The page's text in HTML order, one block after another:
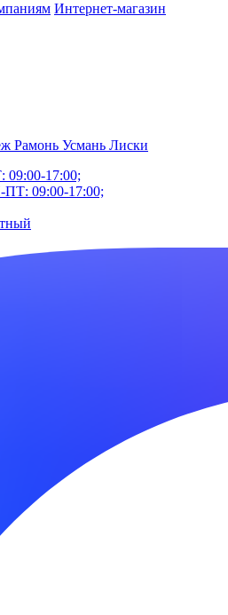
Интернет-магазин
Рамонь Усмань Лиски
17:00;
09:00-17:00;